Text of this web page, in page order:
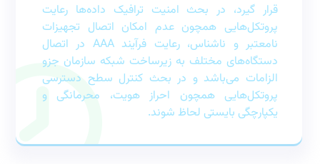
قرار گیرد، در بحث امنیت ترافیک داده‌ها رعایت
پروتکل‌هایی همچون عدم امکان اتصال تجهیزات
نامعتبر و ناشناس، رعایت فرآیند AAA در اتصال
دستگاه‌های مختلف به زیرساخت شبکه سازمان جزو
الزامات می‌باشد و در بحث کنترل سطح دسترسی
پروتکل‌هایی همچون احراز هویت، محرمانگی و
یکپارچگی بایستی لحاظ شوند.